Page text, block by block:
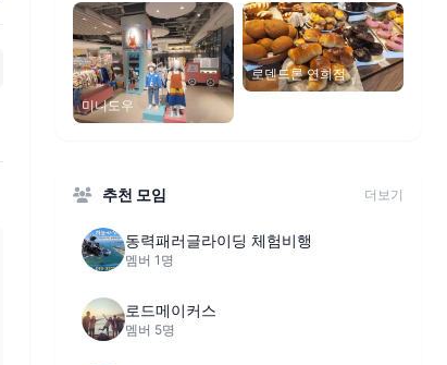
미니도우
로덴드론 연희점
추천 모임 더보기
동력패러글라이딩 체험비행
멤버 1명
로드메이커스
멤버 5명